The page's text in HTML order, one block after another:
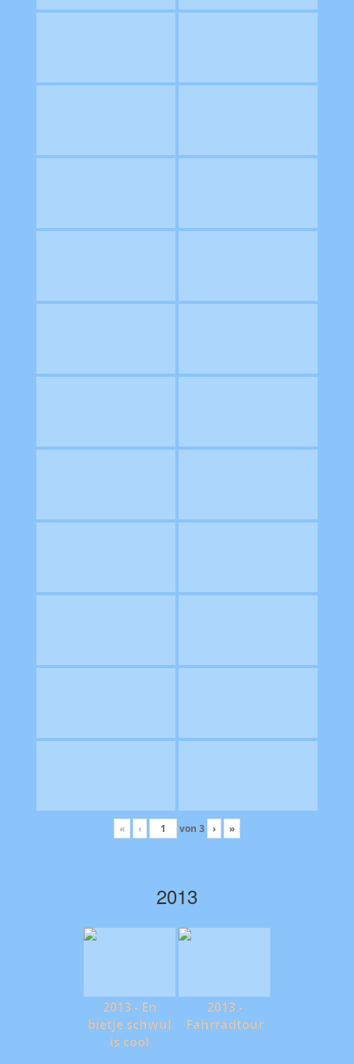
« ‹ von 3 › »
2013
2013 - En
bietje schwul
is cool
2013 -
Fahrradtour